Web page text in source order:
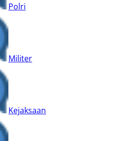
Polri
Militer
Kejaksaan